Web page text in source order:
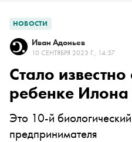
НОВОСТИ
Иван Адоньев
10 СЕНТЯБРЯ 2023 Г., 14:37
Стало
ребенке
Это 10-й
предпринимателя